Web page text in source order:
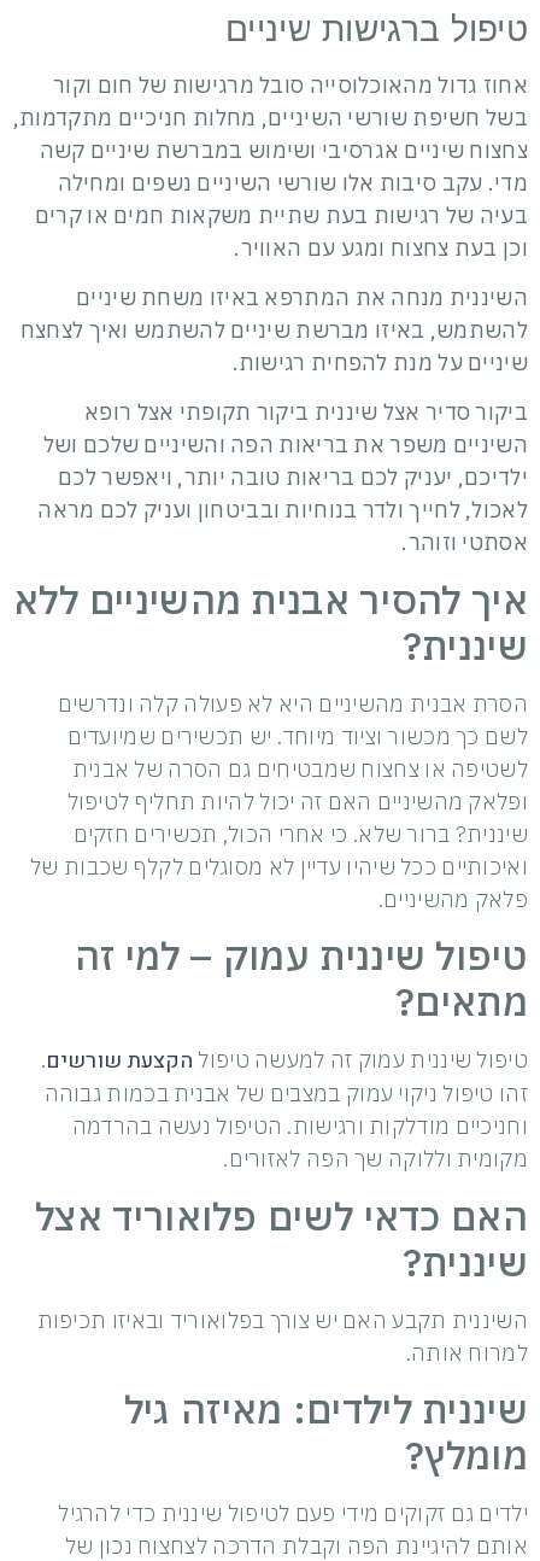
טיפול ברגישות שיניים
אחוז גדול מהאוכלוסייה סובל מרגישות של חום וקור
בשל חשיפת שורשי השיניים, מחלות חניכיים מתקדמות,
צחצוח שיניים אגרסיבי ושימוש במברשת שיניים קשה
מדי. עקב סיבות אלו שורשי השיניים נשפים ומחילה
בעיה של רגישות בעת שתיית משקאות חמים או קרים
וכן בעת צחצוח ומגע עם האוויר.
השיננית מנחה את המתרפא באיזו משחת שיניים
להשתמש, באיזו מברשת שיניים להשתמש ואיך לצחצח
שיניים על מנת להפחית רגישות.
ביקור סדיר אצל שיננית ביקור תקופתי אצל רופא
השיניים משפר את בריאות הפה והשיניים שלכם ושל
ילדיכם, יעניק לכם בריאות טובה יותר, ויאפשר לכם
לאכול, לחייך ולדר בנוחיות ובביטחון ועניק לכם מראה
אסתטי וזוהר.
איך להסיר אבנית מהשיניים ללא
שיננית?
הסרת אבנית מהשיניים היא לא פעולה קלה ונדרשים
לשם כך מכשור וציוד מיוחד. יש תכשירים שמיועדים
לשטיפה או צחצוח שמבטיחים גם הסרה של אבנית
ופלאק מהשיניים האם זה יכול להיות תחליף לטיפול
שיננית? ברור שלא. כי אחרי הכול, תכשירים חזקים
ואיכותיים ככל שיהיו עדיין לא מסוגלים לקלף שכבות של
פלאק מהשיניים.
טיפול שיננית עמוק – למי זה
מתאים?
טיפול שיננית עמוק זה למעשה טיפול הקצעת שורשים.
זהו טיפול ניקוי עמוק במצבים של אבנית בכמות גבוהה
וחניכיים מודלקות ורגישות. הטיפול נעשה בהרדמה
מקומית וללוקה שך הפה לאזורים.
האם כדאי לשים פלואוריד אצל
שיננית?
השיננית תקבע האם יש צורך בפלואוריד ובאיזו תכיפות
למרוח אותה.
שיננית לילדים: מאיזה גיל
מומלץ?
ילדים גם זקוקים מידי פעם לטיפול שיננית כדי להרגיל
אותם להיגיינת הפה וקבלת הדרכה לצחצוח נכון של